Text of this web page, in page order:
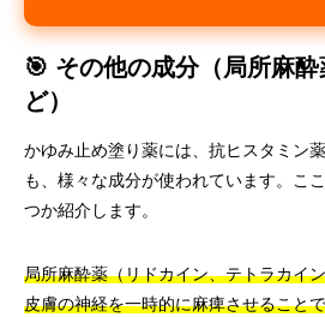
🎯 その他の成分（局所麻
ど）
かゆみ止め塗り薬には、抗ヒスタミン
も、様々な成分が使われています。こ
つか紹介します。
局所麻酔薬（リドカイン、テトラカイ
皮膚の神経を一時的に麻痺させること